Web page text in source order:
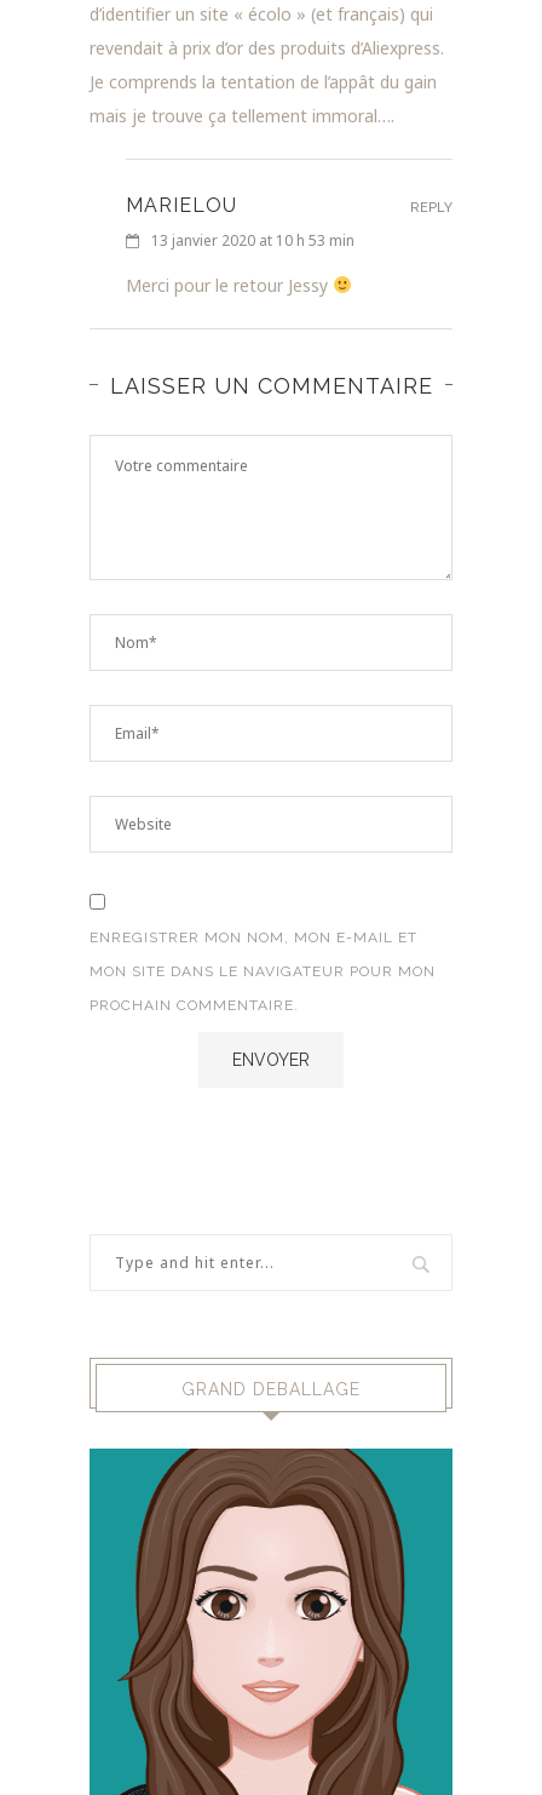
d’identifier un site « écolo » (et français) qui
revendait à prix d’or des produits d’Aliexpress.
Je comprends la tentation de l’appât du gain
mais je trouve ça tellement immoral….
MARIELOU
13 janvier 2020 at 10 h 53 min
Merci pour le retour Jessy
REPLY
LAISSER UN COMMENTAIRE
ENREGISTRER MON NOM, MON E-MAIL ET
MON SITE DANS LE NAVIGATEUR POUR MON
PROCHAIN COMMENTAIRE.
GRAND DEBALLAGE